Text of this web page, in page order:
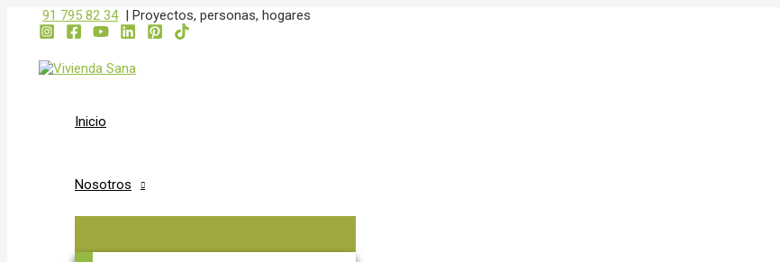
contenido
91 795 82 34 | Proyectos, personas, hogares
Inicio
Nosotros
MENÚ
MENÚ
Navegación
entradas